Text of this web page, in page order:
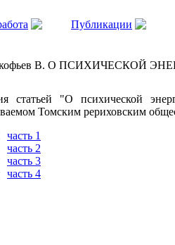
Публикации
В. О ПСИХИЧЕСКОЙ
статьей "О психической
Томским рериховским
часть 1
часть 2
часть 3
часть 4